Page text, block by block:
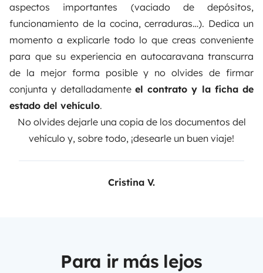
aspectos importantes (vaciado de depósitos,
funcionamiento de la cocina, cerraduras…). Dedica un
momento a explicarle todo lo que creas conveniente
para que su experiencia en autocaravana transcurra
de la mejor forma posible y no olvides de firmar
conjunta y detalladamente el contrato y la ficha de
estado del vehículo.
No olvides dejarle una copia de los documentos del
vehículo y, sobre todo, ¡desearle un buen viaje!
Cristina V.
Para ir más lejos